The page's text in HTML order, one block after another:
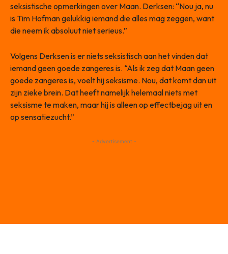
seksistische opmerkingen over Maan. Derksen: “Nou ja, nu
is Tim Hofman gelukkig iemand die alles mag zeggen, want
die neem ik absoluut niet serieus.”
Volgens Derksen is er niets seksistisch aan het vinden dat
iemand geen goede zangeres is. “Als ik zeg dat Maan geen
goede zangeres is, voelt hij seksisme. Nou, dat komt dan uit
zijn zieke brein. Dat heeft namelijk helemaal niets met
seksisme te maken, maar hij is alleen op effectbejag uit en
op sensatiezucht.”
- Advertisement -